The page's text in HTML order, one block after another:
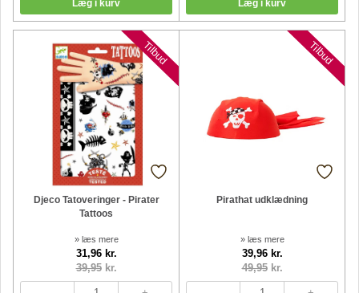
Djeco Tatoveringer - Pirater
Tattoos
» læs mere
31,96 kr.
39,95kr.
Tilbud
Pirathat udklædning
» læs mere
39,96 kr.
49,95kr.
Tilbud